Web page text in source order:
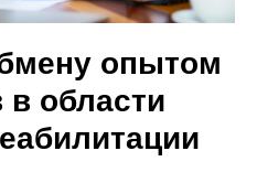
опытом
в области